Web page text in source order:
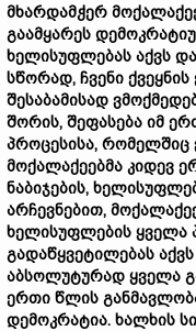
მხარდამჭერ
გაამყარეს
ხელისუფლებას აქვს
სწორად, ჩვენი
შესაბამისად
შორის, შეფასება იმ
პროცესისა, რომელშიც
მოქალაქეებმა კიდევ
ნაბიჯების,
არჩევნებით,
ხელისუფლების ყველა
გადაწყვეტილებას
აბსოლუტურად ყველა
ერთი წლის
დემოკრატია. ხალხის